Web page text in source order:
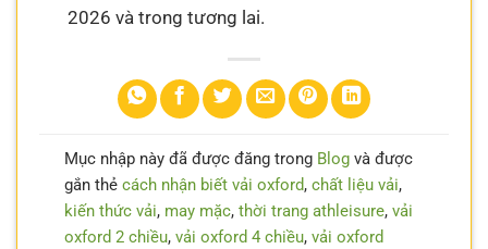
2026 và trong tương lai.
Mục nhập này đã được đăng trong Blogvà được
gắn thẻ cách nhận biết vải oxford, chất liệu vải,
kiến thức vải, may mặc, thời trang athleisure, vải
oxford 2 chiều, vải oxford 4 chiều, vải oxford